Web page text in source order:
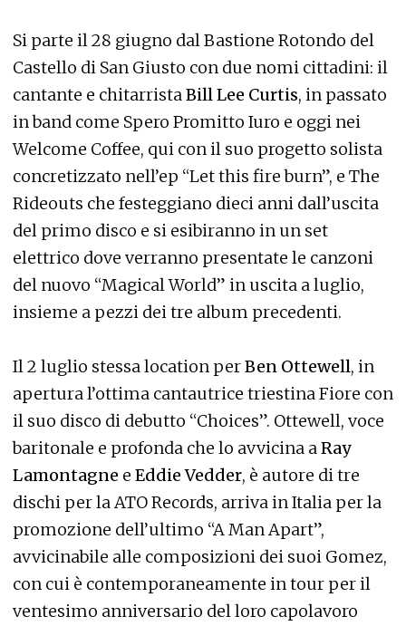
Si parte il 28 giugno dal Bastione Rotondo del
Castello di San Giusto con due nomi cittadini: il
cantante e chitarristaBill Lee Curtis, in passato
in band come Spero Promitto Iuro e oggi nei
Welcome Coffee, qui con il suo progetto solista
concretizzato nell’ep “Let this fire burn”, e The
Rideouts che festeggiano dieci anni dall’uscita
del primo disco e si esibiranno in un set
elettrico dove verranno presentate le canzoni
del nuovo “Magical World” in uscita a luglio,
insieme a pezzi dei tre album precedenti.
Il 2 luglio stessa location perBen Ottewell, in
apertura l’ottima cantautrice triestina Fiore con
il suo disco di debutto “Choices”. Ottewell, voce
baritonale e profonda che lo avvicina aRay
Lamontagne e Eddie Vedder, è autore di tre
dischi per la ATO Records, arriva in Italia per la
promozione dell’ultimo “A Man Apart”,
avvicinabile alle composizioni dei suoi Gomez,
con cui è contemporaneamente in tour per il
ventesimo anniversario del loro capolavoro